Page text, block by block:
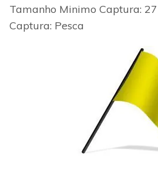
Tamanho Minimo Captura:
Captura: Pesca